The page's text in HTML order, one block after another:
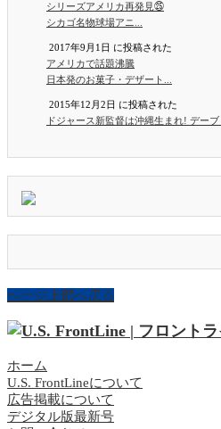
シリーズアメリカ再発見㉕
シカゴ名物球場アニ...
2017年9月1日 に投稿された
アメリカで話題沸騰
日本発のお菓子・デザート...
2015年12月2日 に投稿された
ドジャース新監督は沖縄生まれ! デー
ページ上部へ戻る
ホーム
U.S. FrontLineについて
広告掲載について
デジタル版最新号